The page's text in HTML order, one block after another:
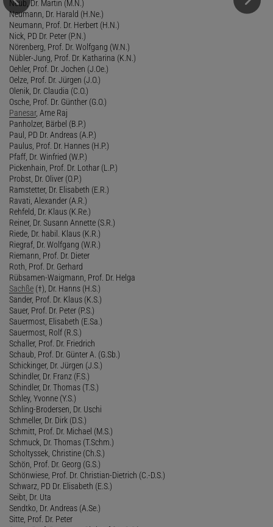
Neub, Dr. Martin (M.N.)
Neumann, Dr. Harald (H.Ne.)
Neumann, Prof. Dr. Herbert (H.N.)
Nick, PD Dr. Peter (P.N.)
Nörenberg, Prof. Dr. Wolfgang (W.N.)
Nübler-Jung, Prof. Dr. Katharina (K.N.)
Oehler, Prof. Dr. Jochen (J.Oe.)
Oelze, Prof. Dr. Jürgen (J.O.)
Olenik, Dr. Claudia (C.O.)
Osche, Prof. Dr. Günther (G.O.)
Panesar, Arne Raj
Panholzer, Bärbel (B.P.)
Paul, PD Dr. Andreas (A.P.)
Paulus, Prof. Dr. Hannes (H.P.)
Pfaff, Dr. Winfried (W.P.)
Pickenhain, Prof. Dr. Lothar (L.P.)
Probst, Dr. Oliver (O.P.)
Ramstetter, Dr. Elisabeth (E.R.)
Ravati, Alexander (A.R.)
Rehfeld, Dr. Klaus (K.Re.)
Reiner, Dr. Susann Annette (S.R.)
Riede, Dr. habil. Klaus (K.R.)
Riegraf, Dr. Wolfgang (W.R.)
Riemann, Prof. Dr. Dieter
Roth, Prof. Dr. Gerhard
Rübsamen-Waigmann, Prof. Dr. Helga
Sachße (†), Dr. Hanns (H.S.)
Sander, Prof. Dr. Klaus (K.S.)
Sauer, Prof. Dr. Peter (P.S.)
Sauermost, Elisabeth (E.Sa.)
Sauermost, Rolf (R.S.)
Schaller, Prof. Dr. Friedrich
Schaub, Prof. Dr. Günter A. (G.Sb.)
Schickinger, Dr. Jürgen (J.S.)
Schindler, Dr. Franz (F.S.)
Schindler, Dr. Thomas (T.S.)
Schley, Yvonne (Y.S.)
Schling-Brodersen, Dr. Uschi
Schmeller, Dr. Dirk (D.S.)
Schmitt, Prof. Dr. Michael (M.S.)
Schmuck, Dr. Thomas (T.Schm.)
Scholtyssek, Christine (Ch.S.)
Schön, Prof. Dr. Georg (G.S.)
Schönwiese, Prof. Dr. Christian-Dietrich (C.-D.S.)
Schwarz, PD Dr. Elisabeth (E.S.)
Seibt, Dr. Uta
Sendtko, Dr. Andreas (A.Se.)
Sitte, Prof. Dr. Peter